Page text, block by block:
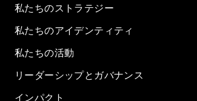
私たちのストラテジー
私たちのアイデンティティ
私たちの活動
リーダーシップとガバナンス
インパクト